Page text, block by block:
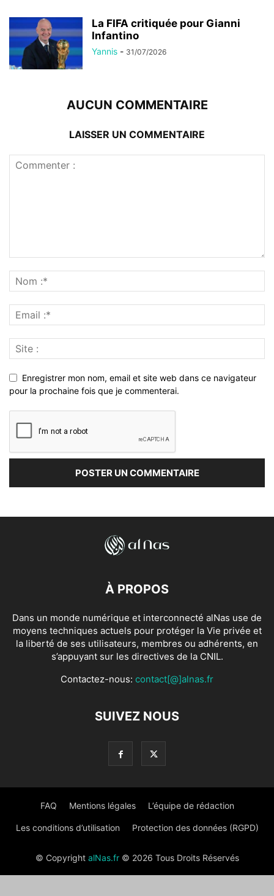
La FIFA critiquée pour Gianni
Infantino
Yannis - 31/07/2026
AUCUN COMMENTAIRE
LAISSER UN COMMENTAIRE
Enregistrer mon nom, email et site web dans ce navigateur
pour la prochaine fois que je commenterai.
À PROPOS
Dans un monde numérique et interconnecté alNas use de
moyens techniques actuels pour protéger la Vie privée et
la liberté de ses utilisateurs, membres ou adhérents, en
s’appuyant sur les directives de la CNIL.
Contactez-nous: contact[@]alnas.fr
SUIVEZ NOUS
FAQ Mentions légales L’équipe de rédaction
Les conditions d’utilisation Protection des données (RGPD)
© Copyright alNas.fr© 2026 Tous Droits Réservés